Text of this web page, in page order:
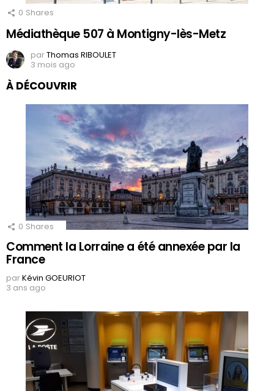
0 Shares
Médiathèque 507 à Montigny-lès-Metz
parThomas RIBOULET
3 mois ago
À DÉCOUVRIR
0 Shares
Comment la Lorraine a été annexée par la
France
parKévin GOEURIOT
3 ans ago